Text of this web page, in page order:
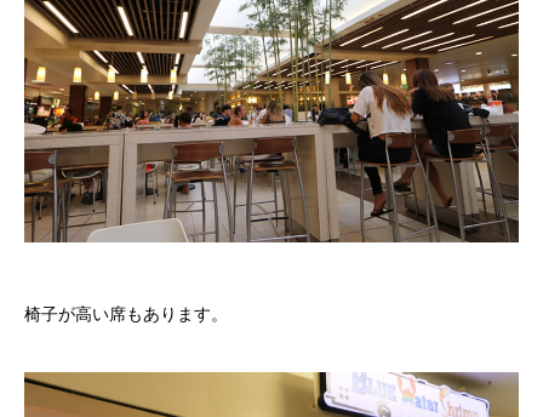
椅子が高い席もあります。